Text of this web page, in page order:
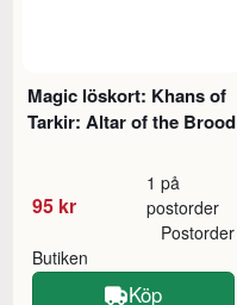
Magic löskort: Khans of
Tarkir: Altar of the Brood
95 kr
1 på
postorder
Butiken
Postorder
Köp